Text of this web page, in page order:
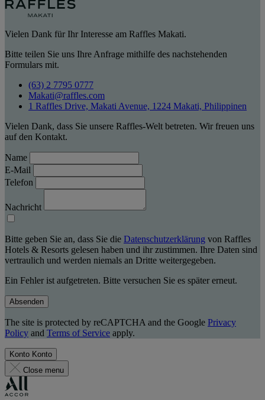
Vielen Dank für Ihr Interesse am Raffles Makati.
Bitte teilen Sie uns Ihre Anfrage mithilfe des nachstehenden
Formulars mit.
(63) 2 7795 0777
Makati@raffles.com
1 Raffles Drive, Makati Avenue, 1224 Makati, Philippinen
Vielen Dank, dass Sie unsere Raffles-Welt betreten. Wir freuen uns
auf den Kontakt.
Name
E-Mail
Telefon
Nachricht
Bitte geben Sie an, dass Sie die Datenschutzerklärung von Raffles
Hotels & Resorts gelesen haben und ihr zustimmen. Ihre Daten sind
vertraulich und werden niemals an Dritte weitergegeben.
Ein Fehler ist aufgetreten. Bitte versuchen Sie es später erneut.
Absenden
The site is protected by reCAPTCHA and the Google Privacy
Policy and Terms of Service apply.
Konto Konto
Close menu